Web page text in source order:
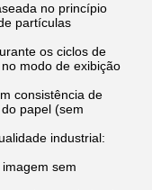
no princípio
partículas
os ciclos de
modo de exibição
consistência de
papel (sem
industrial:
sem